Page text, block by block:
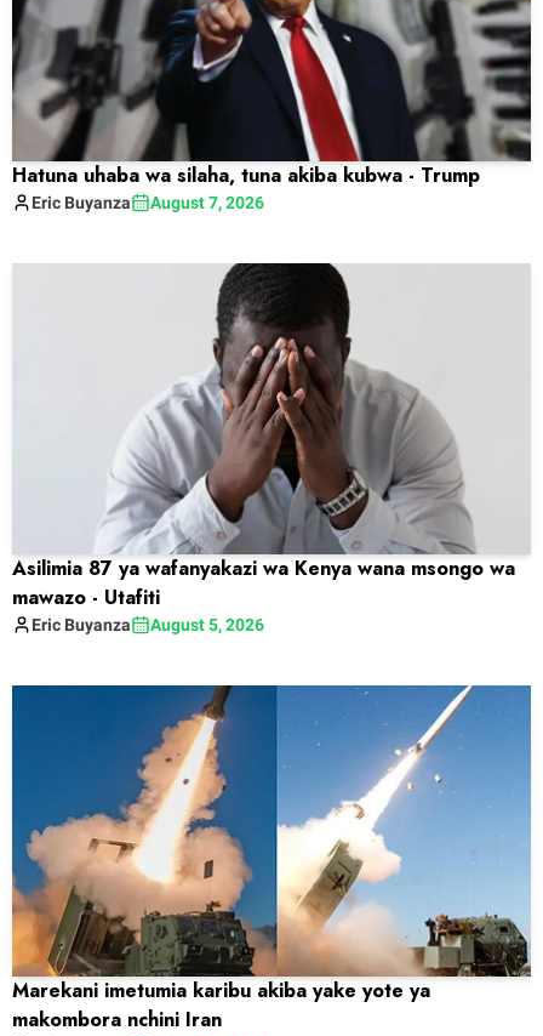
Hatuna uhaba wa silaha, tuna akiba kubwa - Trump
Eric Buyanza August 7, 2026
Asilimia 87 ya wafanyakazi wa Kenya wana msongo wa
mawazo - Utafiti
Eric Buyanza August 5, 2026
Marekani imetumia karibu akiba yake yote ya
makombora nchini Iran